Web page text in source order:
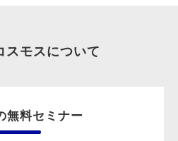
スモスについて
無料セミナー